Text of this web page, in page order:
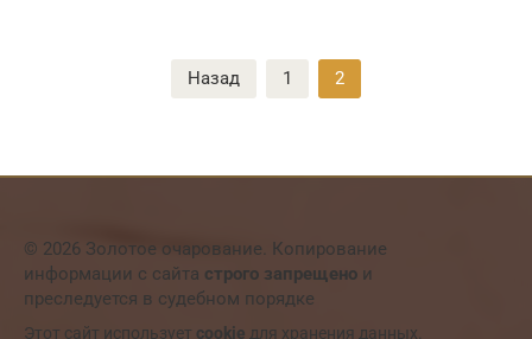
Назад 1 2
© 2026 Золотое очарование. Копирование
информации с сайта строго запрещено и
преследуется в судебном порядке
Этот сайт использует cookie для хранения данных.